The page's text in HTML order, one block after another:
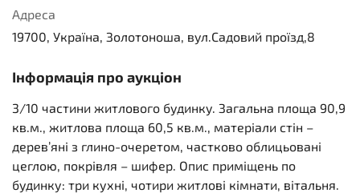
Адреса
19700, Україна, Золотоноша, вул.Садовий проїзд,8
Інформація про аукціон
3/10 частини житлового будинку. Загальна площа 90,9
кв.м., житлова площа 60,5 кв.м., матеріали стін –
дерев’яні з глино-очеретом, частково облицьовані
цеглою, покрівля – шифер. Опис приміщень по
будинку: три кухні, чотири житлові кімнати, вітальня.